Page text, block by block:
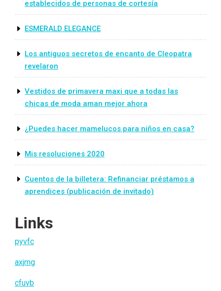
establecidos de personas de cortesía
ESMERALD ELEGANCE
Los antiguos secretos de encanto de Cleopatra
revelaron
Vestidos de primavera maxi que a todas las
chicas de moda aman mejor ahora
¿Puedes hacer mamelucos para niños en casa?
Mis resoluciones 2020
Cuentos de la billetera: Refinanciar préstamos a
aprendices (publicación de invitado)
Links
pyvfc
axjmg
cfuvb